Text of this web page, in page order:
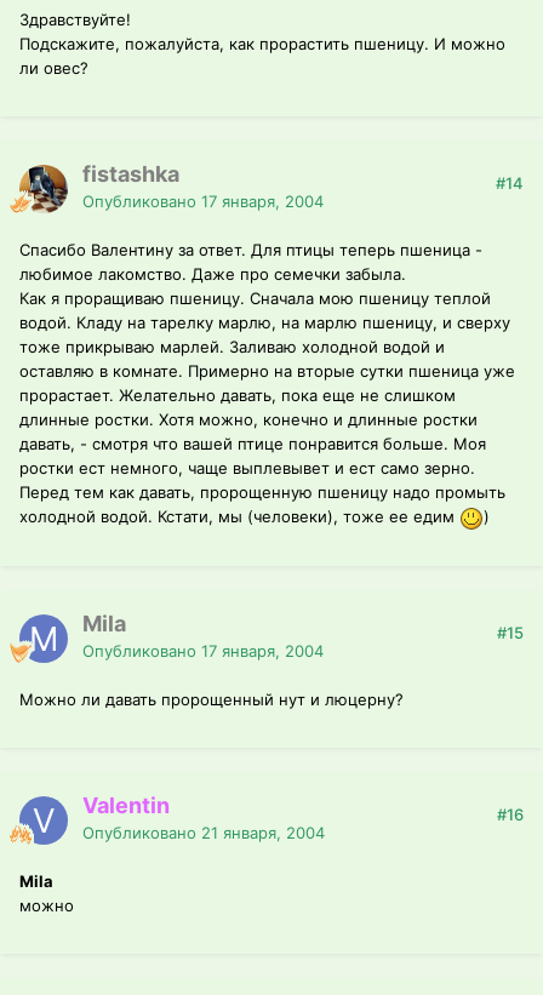
Здравствуйте!
Подскажите, пожалуйста, как прорастить пшеницу. И можно
ли овес?
fistashka
Опубликовано 17 января, 2004
#14
Спасибо Валентину за ответ. Для птицы теперь пшеница -
любимое лакомство. Даже про семечки забыла.
Как я проращиваю пшеницу. Сначала мою пшеницу теплой
водой. Кладу на тарелку марлю, на марлю пшеницу, и сверху
тоже прикрываю марлей. Заливаю холодной водой и
оставляю в комнате. Примерно на вторые сутки пшеница уже
прорастает. Желательно давать, пока еще не слишком
длинные ростки. Хотя можно, конечно и длинные ростки
давать, - смотря что вашей птице понравится больше. Моя
ростки ест немного, чаще выплевывет и ест само зерно.
Перед тем как давать, пророщенную пшеницу надо промыть
холодной водой. Кстати, мы (человеки), тоже ее едим
)
Mila
Опубликовано 17 января, 2004
#15
Можно ли давать пророщенный нут и люцерну?
Valentin
Опубликовано 21 января, 2004
#16
Mila
можно